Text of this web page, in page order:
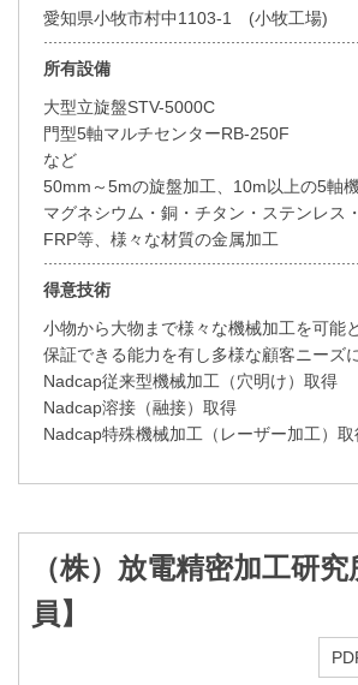
愛知県小牧市村中1103-1 (小牧工場)
所有設備
大型立旋盤STV-5000C
門型5軸マルチセンターRB-250F
など
50mm～5mの旋盤加工、10m以上の5軸
マグネシウム・銅・チタン・ステンレス
FRP等、様々な材質の金属加工
得意技術
小物から大物まで様々な機械加工を可能
保証できる能力を有し多様な顧客ニーズ
Nadcap従来型機械加工（穴明け）取得
Nadcap溶接（融接）取得
Nadcap特殊機械加工（レーザー加工）取
（株）放電精密加工研
員】